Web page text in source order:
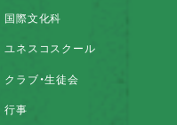
国際文化科
ユネスコスクール
クラブ・生徒会
行事